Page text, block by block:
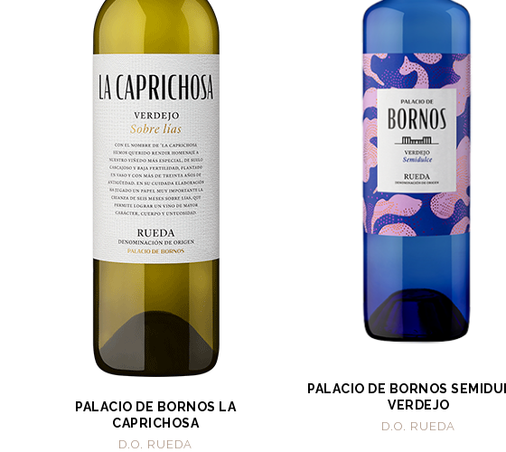
PALACIO DE BORNOS LA
CAPRICHOSA
D.O. RUEDA
PALACIO DE BORNOS
VERDEJO
D.O. RUEDA